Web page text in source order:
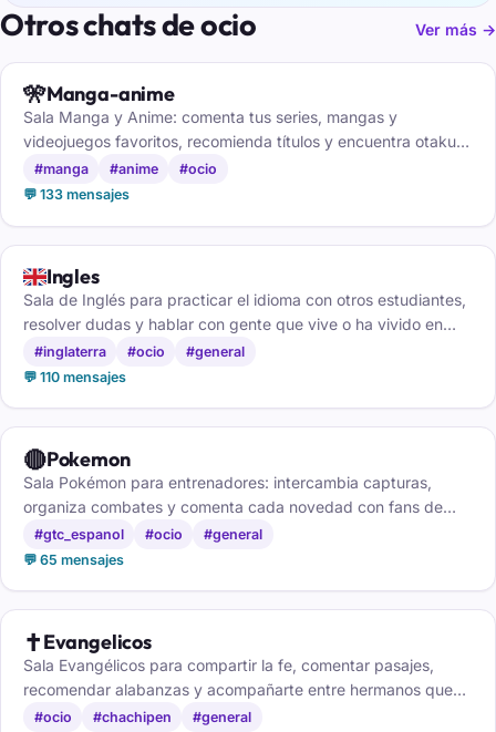
Otros chats de ocio Ver más →
🎌Manga-anime
Sala Manga y Anime: comenta tus series, mangas y
videojuegos favoritos, recomienda títulos y encuentra otakus
con tus mismos gustos.
#manga #anime
#ocio
💬 133 mensajes
🇬🇧Ingles
Sala de Inglés para practicar el idioma con otros estudiantes,
resolver dudas y hablar con gente que vive o ha vivido en
países anglosajones.
#inglaterra #ocio
#general
💬 110 mensajes
🔴Pokemon
Sala Pokémon para entrenadores: intercambia capturas,
organiza combates y comenta cada novedad con fans de
todas las generaciones.
#gtc_espanol #ocio
#general
💬 65 mensajes
✝️Evangelicos
Sala Evangélicos para compartir la fe, comentar pasajes,
recomendar alabanzas y acompañarte entre hermanos que
caminan contigo.
#ocio #chachipen
#general